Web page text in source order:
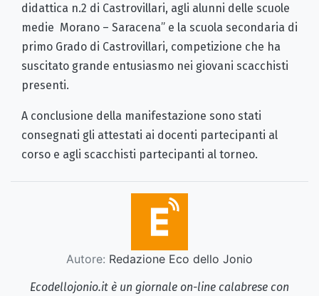
didattica n.2 di Castrovillari, agli alunni delle scuole
medie Morano – Saracena” e la scuola secondaria di
primo Grado di Castrovillari, competizione che ha
suscitato grande entusiasmo nei giovani scacchisti
presenti.
A conclusione della manifestazione sono stati
consegnati gli attestati ai docenti partecipanti al
corso e agli scacchisti partecipanti al torneo.
Autore: Redazione Eco dello Jonio
Ecodellojonio.it è un giornale on-line calabrese con